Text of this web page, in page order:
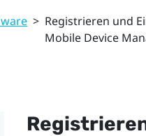
> Registrieren und
Mobile Device